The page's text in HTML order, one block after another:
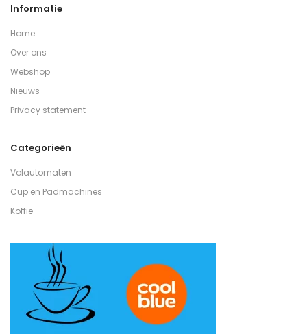
Informatie
Home
Over ons
Webshop
Nieuws
Privacy statement
Categorieën
Volautomaten
Cup en Padmachines
Koffie